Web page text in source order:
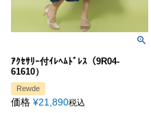
ｱｸｾｻﾘｰ付ｲﾚﾍﾑﾄﾞﾚｽ（9R04-
61610）
Rewde
価格 ¥21,890税込